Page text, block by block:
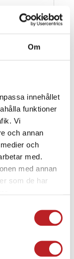
Om
innehållet
funktioner
Vi
och annan
och
med.
med annan
som de har